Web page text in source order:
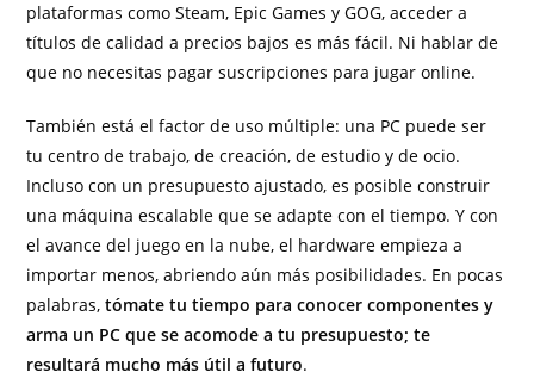
plataformas como Steam, Epic Games y GOG, acceder a
títulos de calidad a precios bajos es más fácil. Ni hablar de
que no necesitas pagar suscripciones para jugar online.
También está el factor de uso múltiple: una PC puede ser
tu centro de trabajo, de creación, de estudio y de ocio.
Incluso con un presupuesto ajustado, es posible construir
una máquina escalable que se adapte con el tiempo. Y con
el avance del juego en la nube, el hardware empieza a
importar menos, abriendo aún más posibilidades. En pocas
palabras, tómate tu tiempo para conocer componentes y
arma un PC que se acomode a tu presupuesto; te
resultará mucho más útil a futuro.